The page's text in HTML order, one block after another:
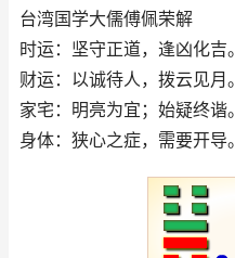
台湾国学大儒傅佩荣解
时运：坚守正道，逢凶化吉。
财运：以诚待人，拨云见月。
家宅：明亮为宜；始疑终谐。
身体：狭心之症，需要开导。